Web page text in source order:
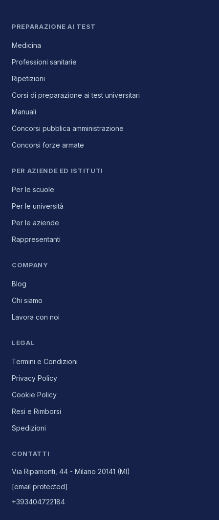
PREPARAZIONE AI TEST
Medicina
Professioni sanitarie
Ripetizioni
Corsi di preparazione ai test universitari
Manuali
Concorsi pubblica amministrazione
Concorsi forze armate
PER AZIENDE ED ISTITUTI
Per le scuole
Per le università
Per le aziende
Rappresentanti
COMPANY
Blog
Chi siamo
Lavora con noi
LEGAL
Termini e Condizioni
Privacy Policy
Cookie Policy
Resi e Rimborsi
Spedizioni
CONTATTI
Via Ripamonti, 44 - Milano 20141 (MI)
[email protected]
+393404722184